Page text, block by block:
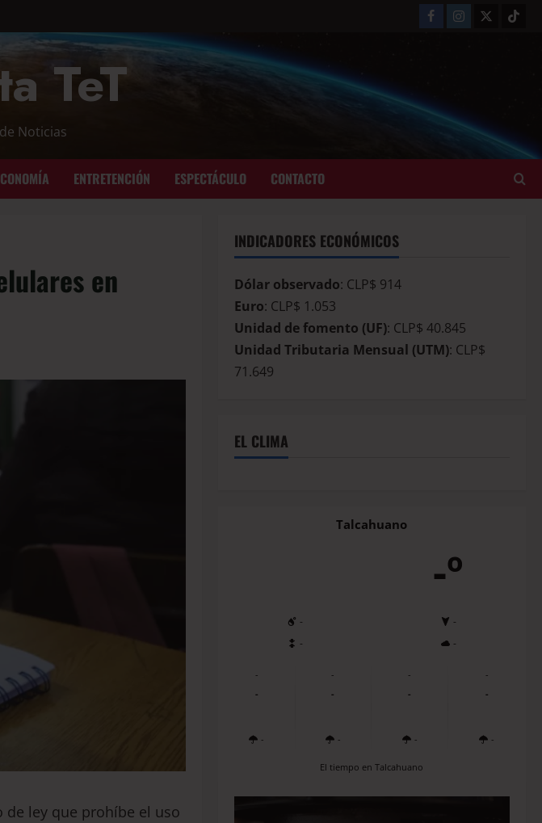
TeT
Noticias
ENTRETENCIÓN ESPECTÁCULO CONTACTO
en
de ley que prohíbe el uso
INDICADORES ECONÓMICOS
Dólar observado: CLP$ 914
Euro: CLP$ 1.053
Unidad de fomento (UF): CLP$ 40.845
Unidad Tributaria Mensual (UTM): CLP$
71.649
EL CLIMA
Talcahuano
-º
-
-
-
-
-
-
-
-
-
-
-
-
-
-
-
-
El tiempo en Talcahuano